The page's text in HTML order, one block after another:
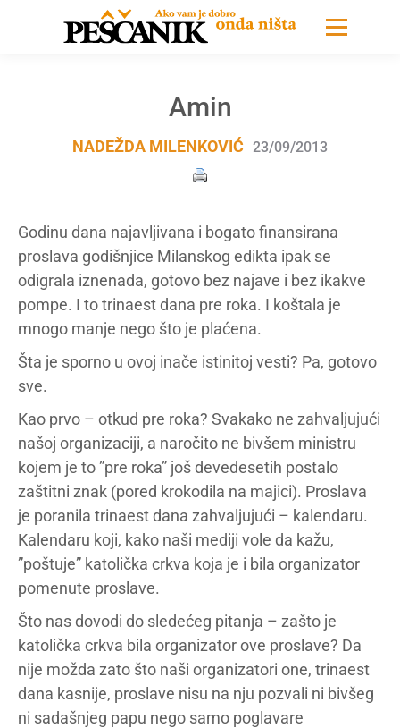
Amin
NADEŽDA MILENKOVIĆ 23/09/2013
Godinu dana najavljivana i bogato finansirana
proslava godišnjice Milanskog edikta ipak se
odigrala iznenada, gotovo bez najave i bez ikakve
pompe. I to trinaest dana pre roka. I koštala je
mnogo manje nego što je plaćena.
Šta je sporno u ovoj inače istinitoj vesti? Pa, gotovo
sve.
Kao prvo – otkud pre roka? Svakako ne zahvaljujući
našoj organizaciji, a naročito ne bivšem ministru
kojem je to ”pre roka” još devedesetih postalo
zaštitni znak (pored krokodila na majici). Proslava
je poranila trinaest dana zahvaljujući – kalendaru.
Kalendaru koji, kako naši mediji vole da kažu,
”poštuje” katolička crkva koja je i bila organizator
pomenute proslave.
Što nas dovodi do sledećeg pitanja – zašto je
katolička crkva bila organizator ove proslave? Da
nije možda zato što naši organizatori one, trinaest
dana kasnije, proslave nisu na nju pozvali ni bivšeg
ni sadašnjeg papu nego samo poglavare